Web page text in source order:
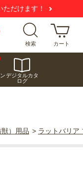
ただけます！
検索 カート
デジタルカタ
ログ
）用品 > ラットバリア